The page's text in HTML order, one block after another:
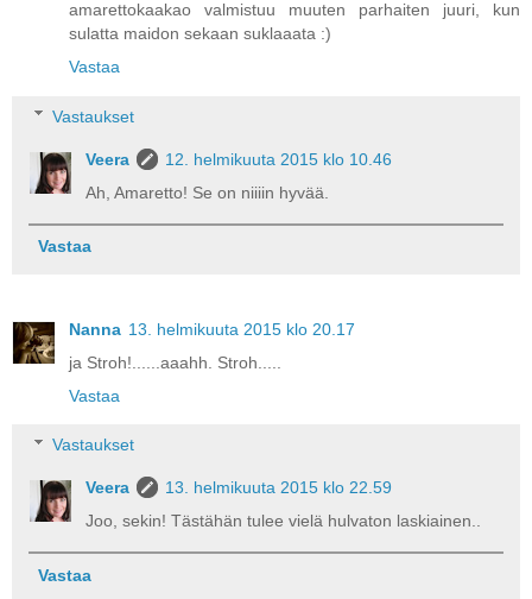
amarettokaakao valmistuu muuten parhaiten juuri, kun
sulatta maidon sekaan suklaaata :)
Vastaa
Vastaukset
Veera
12. helmikuuta 2015 klo 10.46
Ah, Amaretto! Se on niiiin hyvää.
Vastaa
Nanna 13. helmikuuta 2015 klo 20.17
ja Stroh!......aaahh. Stroh.....
Vastaa
Vastaukset
Veera
13. helmikuuta 2015 klo 22.59
Joo, sekin! Tästähän tulee vielä hulvaton laskiainen..
Vastaa